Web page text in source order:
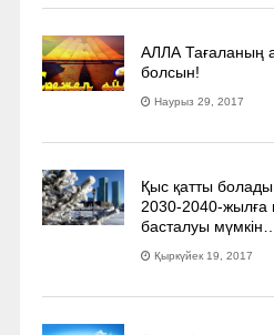
АЛЛА Тағаланың
болсын!
Наурыз 29, 2017
Қыс қатты
2030-2040­-жылға
басталуы мүмкін…
Қыркүйек 19, 2017